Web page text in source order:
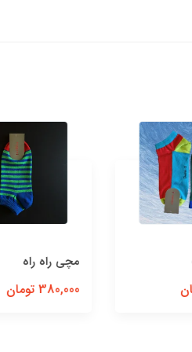
مچی راه راه
380,000 تومان